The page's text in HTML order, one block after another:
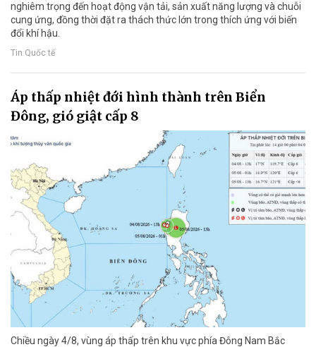
nghiêm trọng đến hoạt động vận tải, sản xuất năng lượng và chuỗi
cung ứng, đồng thời đặt ra thách thức lớn trong thích ứng với biến
đổi khí hậu.
Tin Quốc tế
Áp thấp nhiệt đới hình thành trên Biển
Đông, gió giật cấp 8
Chiều ngày 4/8, vùng áp thấp trên khu vực phía Đông Nam Bắc